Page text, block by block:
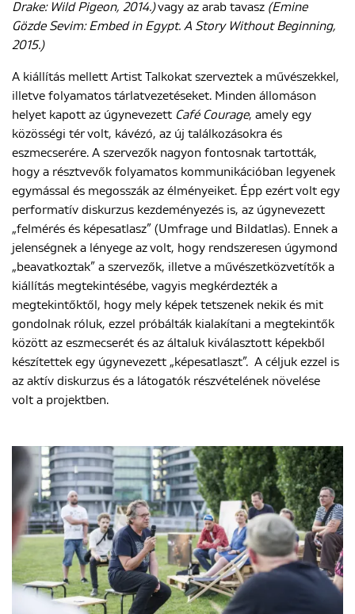
Drake: Wild Pigeon, 2014.)vagy az arab tavasz (Emine
Gözde Sevim: Embed in Egypt. A Story Without Beginning,
2015.)
A kiállítás mellett Artist Talkokat szerveztek a művészekkel,
illetve folyamatos tárlatvezetéseket. Minden állomáson
helyet kapott az úgynevezett Café Courage, amely egy
közösségi tér volt, kávézó, az új találkozásokra és
eszmecserére. A szervezők nagyon fontosnak tartották,
hogy a résztvevők folyamatos kommunikációban legyenek
egymással és megosszák az élményeiket. Épp ezért volt egy
performatív diskurzus kezdeményezés is, az úgynevezett
„felmérés és képesatlasz” (Umfrage und Bildatlas). Ennek a
jelenségnek a lényege az volt, hogy rendszeresen úgymond
„beavatkoztak” a szervezők, illetve a művészetközvetítők a
kiállítás megtekintésébe, vagyis megkérdezték a
megtekintőktől, hogy mely képek tetszenek nekik és mit
gondolnak róluk, ezzel próbálták kialakítani a megtekintők
között az eszmecserét és az általuk kiválasztott képekből
készítettek egy úgynevezett „képesatlaszt”. A céljuk ezzel is
az aktív diskurzus és a látogatók részvételének növelése
volt a projektben.